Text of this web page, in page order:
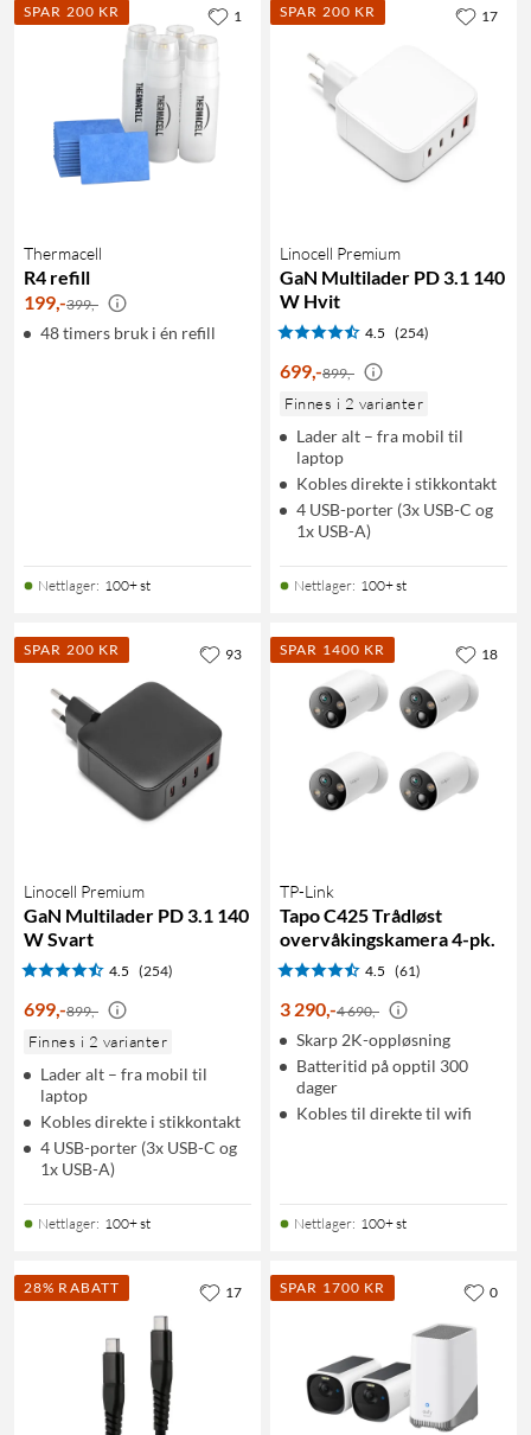
SPAR 200 KR
Thermacell
R4 refill
199,-399,-
48 timers bruk i én refill
Nettlager: 100+ st
1 SPAR 200 KR
Linocell Premium
GaN Multilader PD 3.1 140
W Hvit
4.5 (254)
699,-899,-
Finnes i 2 varianter
Lader alt – fra mobil til
laptop
Kobles direkte i stikkontakt
4 USB-porter (3x USB-C og
1x USB-A)
Nettlager: 100+ st
17
SPAR 200 KR
Linocell Premium
GaN Multilader PD 3.1 140
W Svart
4.5 (254)
699,-899,-
Finnes i 2 varianter
Lader alt – fra mobil til
laptop
Kobles direkte i stikkontakt
4 USB-porter (3x USB-C og
1x USB-A)
Nettlager: 100+ st
93 SPAR 1400 KR
TP-Link
Tapo C425 Trådløst
overvåkingskamera 4-pk.
4.5 (61)
3 290,-4 690,-
Skarp 2K-oppløsning
Batteritid på opptil 300
dager
Kobles til direkte til wifi
Nettlager: 100+ st
18
28% RABATT 17 SPAR 1700 KR 0